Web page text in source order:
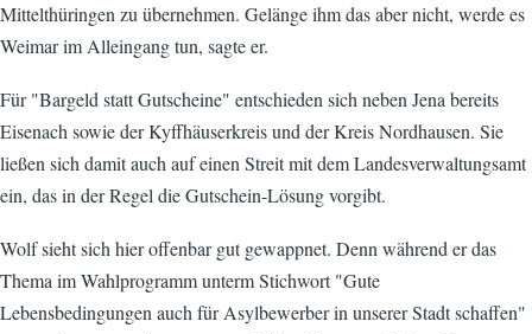
Mittelthüringen zu übernehmen. Gelänge ihm das aber nicht, werde es
Weimar im Alleingang tun, sagte er.
Für "Bargeld statt Gutscheine" entschieden sich neben Jena bereits
Eisenach sowie der Kyffhäuserkreis und der Kreis Nordhausen. Sie
ließen sich damit auch auf einen Streit mit dem Landesverwaltungsamt
ein, das in der Regel die Gutschein-Lösung vorgibt.
Wolf sieht sich hier offenbar gut gewappnet. Denn während er das
Thema im Wahlprogramm unterm Stichwort "Gute
Lebensbedingungen auch für Asylbewerber in unserer Stadt schaffen"